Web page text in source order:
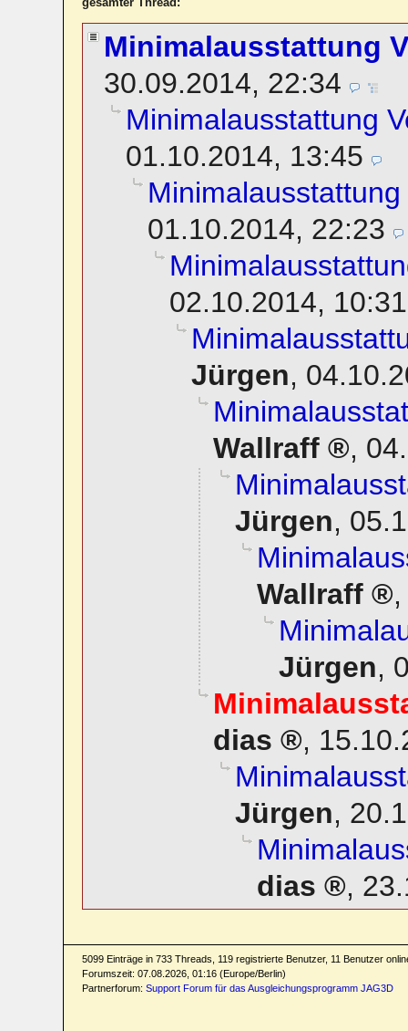
Minimalausstattung
30.09.2014, 22:34
Minimalausstattung
01.10.2014, 13:45
01.10.2014, 22:23
02.10.2014, 10:31
Jürgen,
Wallraff
,
Jürgen,
Wallraff
Jürgen,
dias
,
Jürgen,
dias
,
5099 Einträge in 733 Threads, 119 registrierte Benutzer, 11 Benutzer
Forumszeit: 07.08.2026, 01:16 (Europe/Berlin)
Partnerforum: Support Forum für das Ausgleichungsprogramm JAG3D